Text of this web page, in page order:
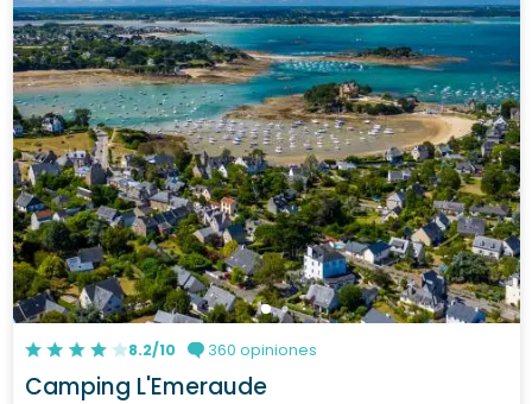
8.2/10 360 opiniones
Camping L'Emeraude